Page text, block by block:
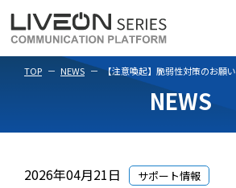
TOP NEWS 【注意喚起】脆弱性対策のお願い
NEWS
2026年04月21日 サポート情報